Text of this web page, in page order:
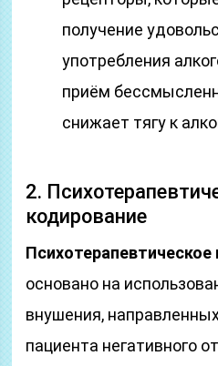
получение
употребления
приём
снижает тягу к
2.
кодирование
Психотерапевтическое
основано на
внушения,
пациента негативного